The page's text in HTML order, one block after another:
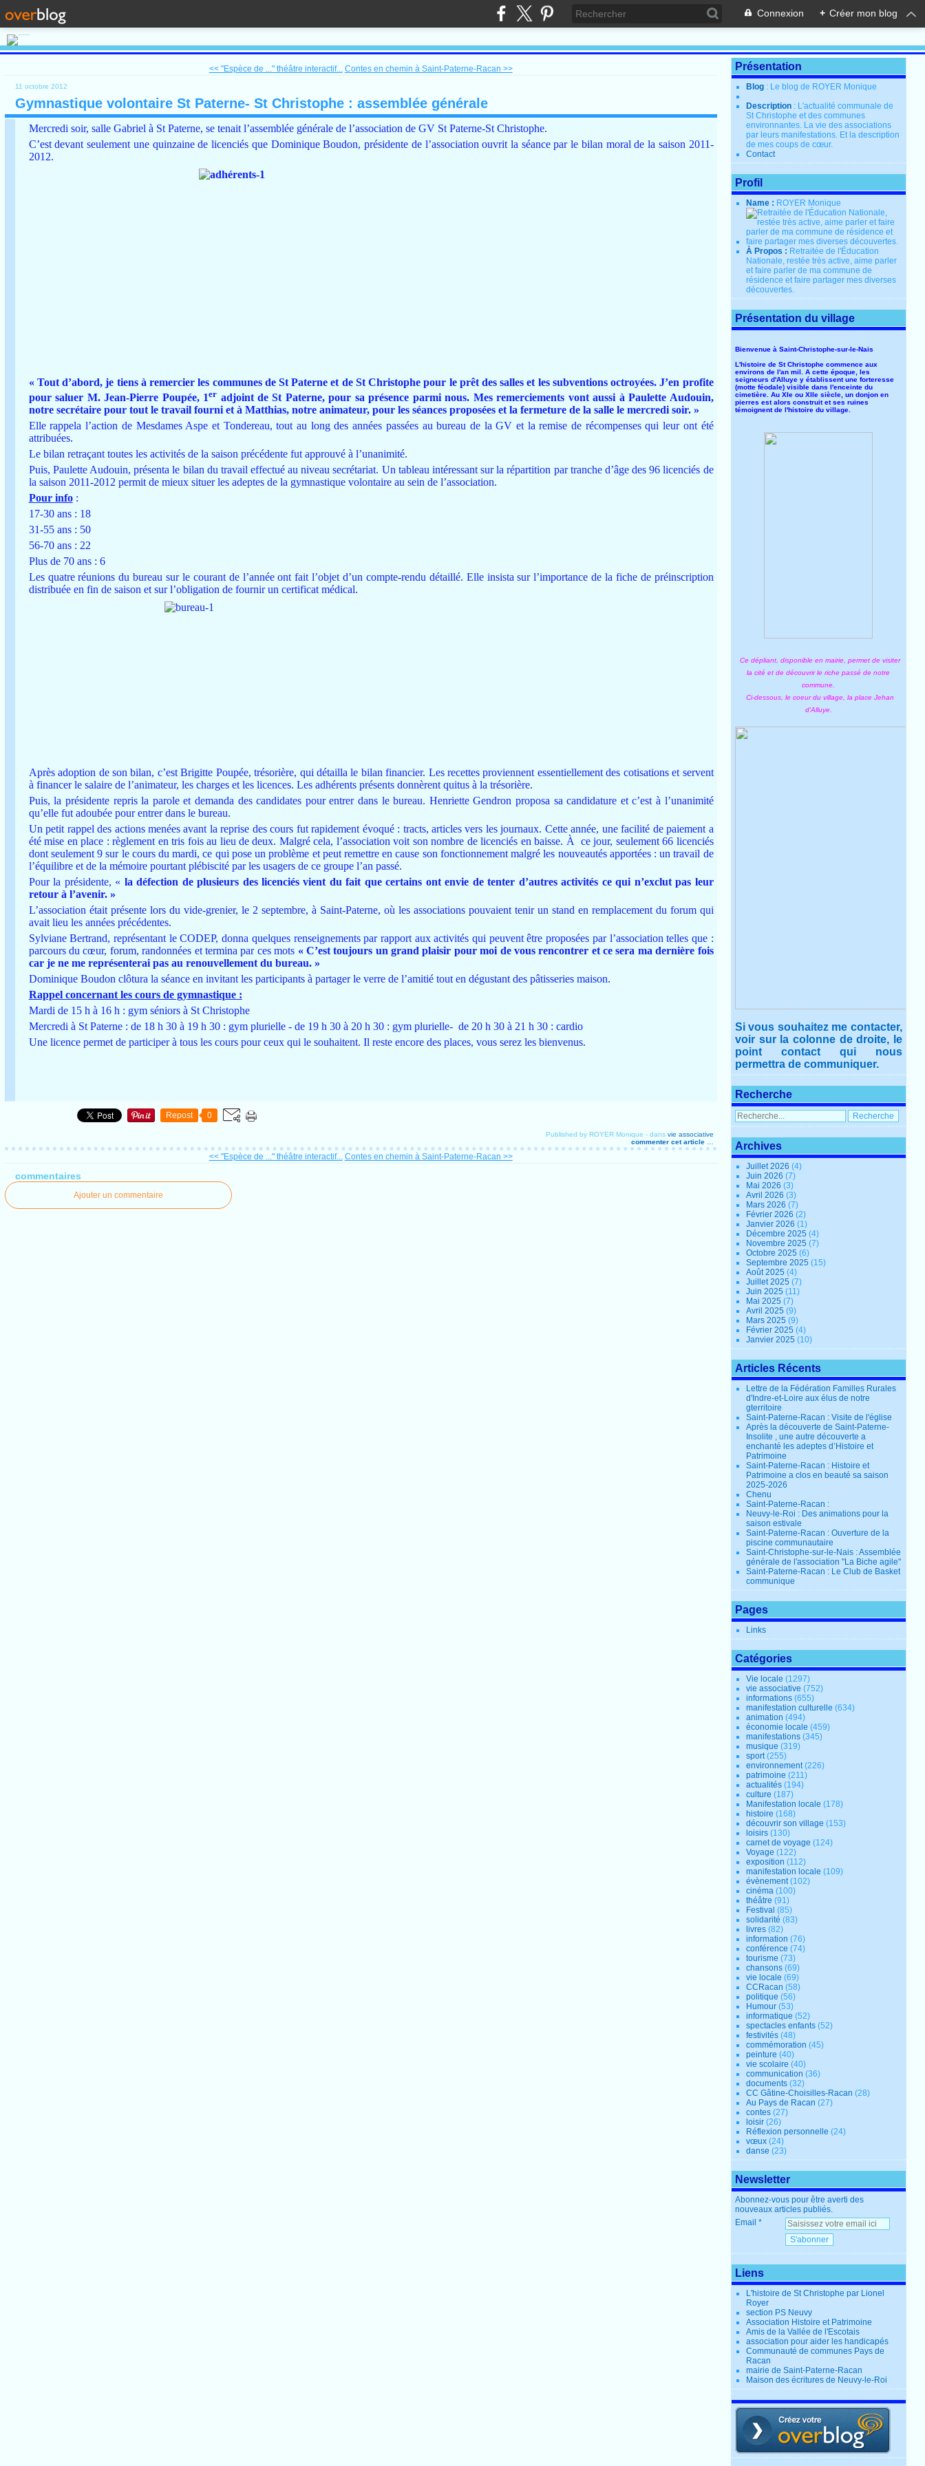
Connexion + Créer mon blog
<< "Espèce de ..." théâtre interactif... Contes en chemin à Saint-Paterne-Racan >>
11 octobre 2012
Gymnastique volontaire St Paterne- St Christophe : assemblée générale
Mercredi soir, salle Gabriel à St Paterne, se tenait l’assemblée générale de l’association de GV St Paterne-St Christophe.
C’est devant seulement une quinzaine de licenciés que Dominique Boudon, présidente de l’association ouvrit la séance par le bilan moral de la saison 2011-
2012.
« Tout d’abord, je tiens à remercier les communes de St Paterne et de St Christophe pour le prêt des salles et les subventions octroyées. J’en profite
pour saluer M. Jean-Pierre Poupée, 1er adjoint de St Paterne, pour sa présence parmi nous. Mes remerciements vont aussi à Paulette Audouin,
notre secrétaire pour tout le travail fourni et à Matthias, notre animateur, pour les séances proposées et la fermeture de la salle le mercredi soir. »
Elle rappela l’action de Mesdames Aspe et Tondereau, tout au long des années passées au bureau de la GV et la remise de récompenses qui leur ont été
attribuées.
Le bilan retraçant toutes les activités de la saison précédente fut approuvé à l’unanimité.
Puis, Paulette Audouin, présenta le bilan du travail effectué au niveau secrétariat. Un tableau intéressant sur la répartition par tranche d’âge des 96 licenciés de
la saison 2011-2012 permit de mieux situer les adeptes de la gymnastique volontaire au sein de l’association.
Pour info:
17-30 ans : 18
31-55 ans : 50
56-70 ans : 22
Plus de 70 ans : 6
Les quatre réunions du bureau sur le courant de l’année ont fait l’objet d’un compte-rendu détaillé. Elle insista sur l’importance de la fiche de préinscription
distribuée en fin de saison et sur l’obligation de fournir un certificat médical.
Après adoption de son bilan, c’est Brigitte Poupée, trésorière, qui détailla le bilan financier. Les recettes proviennent essentiellement des cotisations et servent
à financer le salaire de l’animateur, les charges et les licences. Les adhérents présents donnèrent quitus à la trésorière.
Puis, la présidente repris la parole et demanda des candidates pour entrer dans le bureau. Henriette Gendron proposa sa candidature et c’est à l’unanimité
qu’elle fut adoubée pour entrer dans le bureau.
Un petit rappel des actions menées avant la reprise des cours fut rapidement évoqué : tracts, articles vers les journaux. Cette année, une facilité de paiement a
été mise en place : règlement en tris fois au lieu de deux. Malgré cela, l’association voit son nombre de licenciés en baisse. À
ce jour, seulement 66 licenciés
dont seulement 9 sur le cours du mardi, ce qui pose un problème et peut remettre en cause son fonctionnement malgré les nouveautés apportées : un travail de
l’équilibre et de la mémoire pourtant plébiscité par les usagers de ce groupe l’an passé.
Pour la présidente, « la défection de plusieurs des licenciés vient du fait que certains ont envie de tenter d’autres activités ce qui n’exclut pas leur
retour à l’avenir. »
L’association était présente lors du vide-grenier, le 2 septembre, à Saint-Paterne, où les associations pouvaient tenir un stand en remplacement du forum qui
avait lieu les années précédentes.
Sylviane Bertrand, représentant le CODEP, donna quelques renseignements par rapport aux activités qui peuvent être proposées par l’association telles que :
parcours du cœur, forum, randonnées et termina par ces mots « C’est toujours un grand plaisir pour moi de vous rencontrer et ce sera ma dernière fois
car je ne me représenterai pas au renouvellement du bureau. »
Dominique Boudon clôtura la séance en invitant les participants à partager le verre de l’amitié tout en dégustant des pâtisseries maison.
Rappel concernant les cours de gymnastique :
Mardi de 15 h à 16 h : gym séniors à St Christophe
Mercredi à St Paterne : de 18 h 30 à 19 h 30 : gym plurielle - de 19 h 30 à 20 h 30 : gym plurielle- de 20 h 30 à 21 h 30 : cardio
Une licence permet de participer à tous les cours pour ceux qui le souhaitent. Il reste encore des places, vous serez les bienvenus.
Repost 0
Published by ROYER Monique -dans vie associative
commenter cet article
<< "Espèce de ..." théâtre interactif... Contes en chemin à Saint-Paterne-Racan >>
commentaires
Ajouter un commentaire
Présentation
Blog : Le blog de ROYER Monique
Description : L'actualité communale de
St Christophe et des communes
environnantes. La vie des associations
par leurs manifestations. Et la description
de mes coups de cœur.
Contact
Profil
Name : ROYER Monique
À Propos : Retraitée de l'Éducation
Nationale, restée très active, aime parler
et faire parler de ma commune de
résidence et faire partager mes diverses
découvertes.
Présentation du village
Bienvenue à Saint-Christophe-sur-le-Nais
L'histoire de St Christophe commence aux
environs de l'an mil. A cette époque, les
seigneurs d'Alluye y établissent une forteresse
(motte féodale) visible dans l'enceinte du
cimetière. Au XIe ou XIIe siècle, un donjon en
pierres est alors construit et ses ruines
témoignent de l'histoire du village.
Ce dépliant, disponible en mairie, permet de visiter
la cité et de découvrir le riche passé de notre
commune.
Ci-dessous, le coeur du village, la place Jehan
d'Alluye.
Si vous souhaitez me contacter,
voir sur la colonne de droite, le
point contact qui nous
permettra de communiquer.
Recherche
Archives
Juillet 2026(4)
Juin 2026(7)
Mai 2026(3)
Avril 2026(3)
Mars 2026(7)
Février 2026(2)
Janvier 2026(1)
Décembre 2025(4)
Novembre 2025(7)
Octobre 2025(6)
Septembre 2025(15)
Août 2025(4)
Juillet 2025(7)
Juin 2025(11)
Mai 2025(7)
Avril 2025(9)
Mars 2025(9)
Février 2025(4)
Janvier 2025(10)
Articles Récents
Lettre de la Fédération Familles Rurales
d'Indre-et-Loire aux élus de notre
gterritoire
Saint-Paterne-Racan : Visite de l'église
Après la découverte de Saint-Paterne-
Insolite , une autre découverte a
enchanté les adeptes d’Histoire et
Patrimoine
Saint-Paterne-Racan : Histoire et
Patrimoine a clos en beauté sa saison
2025-2026
Chenu
Saint-Paterne-Racan :
Neuvy-le-Roi : Des animations pour la
saison estivale
Saint-Paterne-Racan : Ouverture de la
piscine communautaire
Saint-Christophe-sur-le-Nais : Assemblée
générale de l'association "La Biche agile"
Saint-Paterne-Racan : Le Club de Basket
communique
Pages
Links
Catégories
Vie locale (1297)
vie associative (752)
informations (655)
manifestation culturelle (634)
animation (494)
économie locale (459)
manifestations (345)
musique (319)
sport(255)
environnement(226)
patrimoine (211)
actualités (194)
culture (187)
Manifestation locale (178)
histoire (168)
découvrir son village (153)
loisirs (130)
carnet de voyage (124)
Voyage (122)
exposition (112)
manifestation locale (109)
évènement(102)
cinéma (100)
théâtre (91)
Festival (85)
solidarité (83)
livres (82)
information (76)
conférence (74)
tourisme (73)
chansons (69)
vie locale (69)
CCRacan (58)
politique (56)
Humour (53)
informatique (52)
spectacles enfants (52)
festivités (48)
commémoration (45)
peinture (40)
vie scolaire (40)
communication (36)
documents (32)
CC Gâtine-Choisilles-Racan (28)
Au Pays de Racan (27)
contes (27)
loisir (26)
Réflexion personnelle (24)
vœux (24)
danse (23)
Newsletter
Abonnez-vous pour être averti des
nouveaux articles publiés.
Email
Liens
L'histoire de St Christophe par Lionel
Royer
section PS Neuvy
Association Histoire et Patrimoine
Amis de la Vallée de l'Escotais
association pour aider les handicapés
Communauté de communes Pays de
Racan
mairie de Saint-Paterne-Racan
Maison des écritures de Neuvy-le-Roi